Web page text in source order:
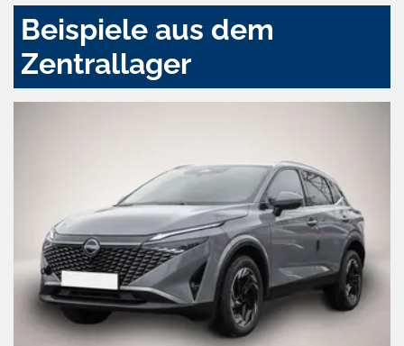
Beispiele aus dem
Zentrallager